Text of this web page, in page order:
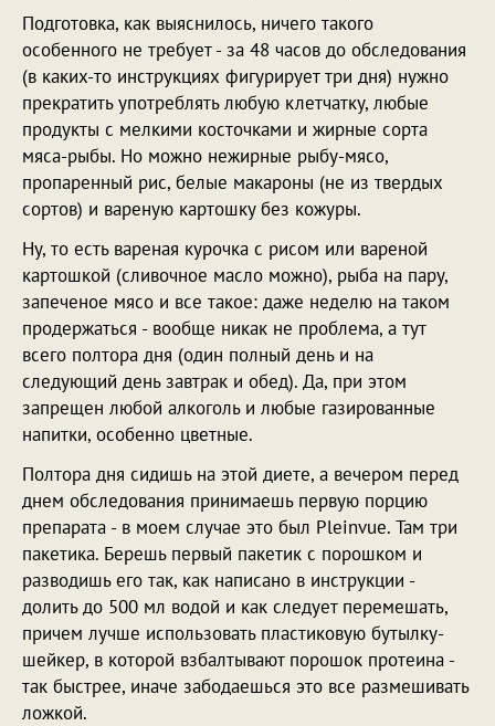
Подготовка, как выяснилось, ничего такого
особенного не требует - за 48 часов до обследования
(в каких-то инструкциях фигурирует три дня) нужно
прекратить употреблять любую клетчатку, любые
продукты с мелкими косточками и жирные сорта
мяса-рыбы. Но можно нежирные рыбу-мясо,
пропаренный рис, белые макароны (не из твердых
сортов) и вареную картошку без кожуры.
Ну, то есть вареная курочка с рисом или вареной
картошкой (сливочное масло можно), рыба на пару,
запеченое мясо и все такое: даже неделю на таком
продержаться - вообще никак не проблема, а тут
всего полтора дня (один полный день и на
следующий день завтрак и обед). Да, при этом
запрещен любой алкоголь и любые газированные
напитки, особенно цветные.
Полтора дня сидишь на этой диете, а вечером перед
днем обследования принимаешь первую порцию
препарата - в моем случае это был Pleinvue. Там три
пакетика. Берешь первый пакетик с порошком и
разводишь его так, как написано в инструкции -
долить до 500 мл водой и как следует перемешать,
причем лучше использовать пластиковую бутылку-
шейкер, в которой взбалтывают порошок протеина -
так быстрее, иначе забодаешься это все размешивать
ложкой.